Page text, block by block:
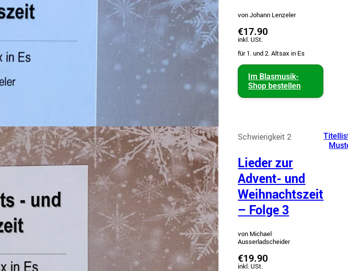
von Johann Lenzeler
€17.90
inkl. USt.
für 1. und 2. Altsax in Es
Im Blasmusik-
Shop bestellen
Schwierigkeit 2
Lieder zur
Advent- und
Weihnachtszeit
– Folge 3
von Michael
Ausserladscheider
€19.90
inkl. USt.